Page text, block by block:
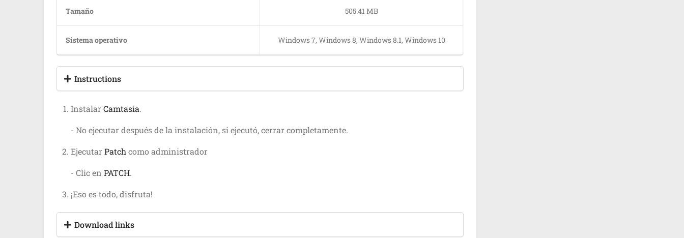
Tamaño 505.41 MB
Sistema operativo Windows 7, Windows 8, Windows 8.1, Windows 10
Instructions
InstalarCamtasia.
- No ejecutar después de la instalación, si ejecutó, cerrar completamente.
EjecutarPatch como administrador
- Clic enPATCH.
¡Eso es todo, disfruta!
Download links